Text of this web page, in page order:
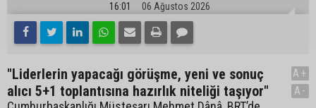
16:01 06 Ağustos 2026
"Liderlerin yapacağı görüşme, yeni ve sonuç
alıcı 5+1 toplantısına hazırlık niteliği taşıyor"
A+
A-